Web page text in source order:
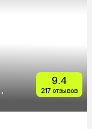
9.4
217 отзывов